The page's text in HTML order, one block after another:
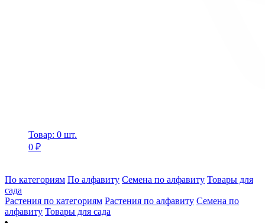
Товар: 0 шт.
0 ₽
По категориям По алфавиту Семена по алфавиту Товары для
сада
Растения по категориям Растения по алфавиту Семена по
алфавиту Товары для сада